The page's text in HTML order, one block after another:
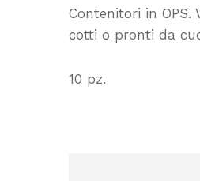
Contenitori in
cotti o pronti da
10 pz.